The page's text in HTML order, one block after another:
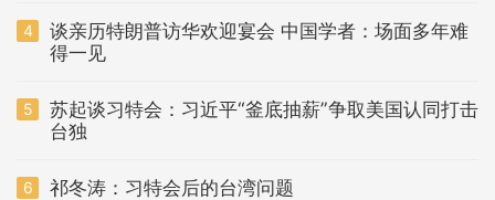
4
谈亲历特朗普访华欢迎宴会 中国学者：场面多年难
得一见
5
苏起谈习特会：习近平“釜底抽薪”争取美国认同打击
台独
6 祁冬涛：习特会后的台湾问题